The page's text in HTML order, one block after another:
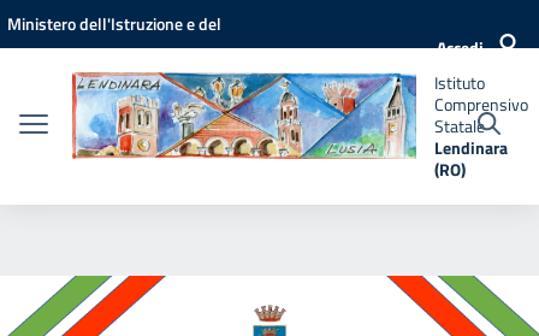
Vai ai contenuti
Vai al menu di navigazione
Vai al footer
Ministero dell'Istruzione e del
Accedi
Istituto
Comprensivo
Lendinara
(RO)
Istituto
Comprensivo
Statale
Lendinara
(RO)